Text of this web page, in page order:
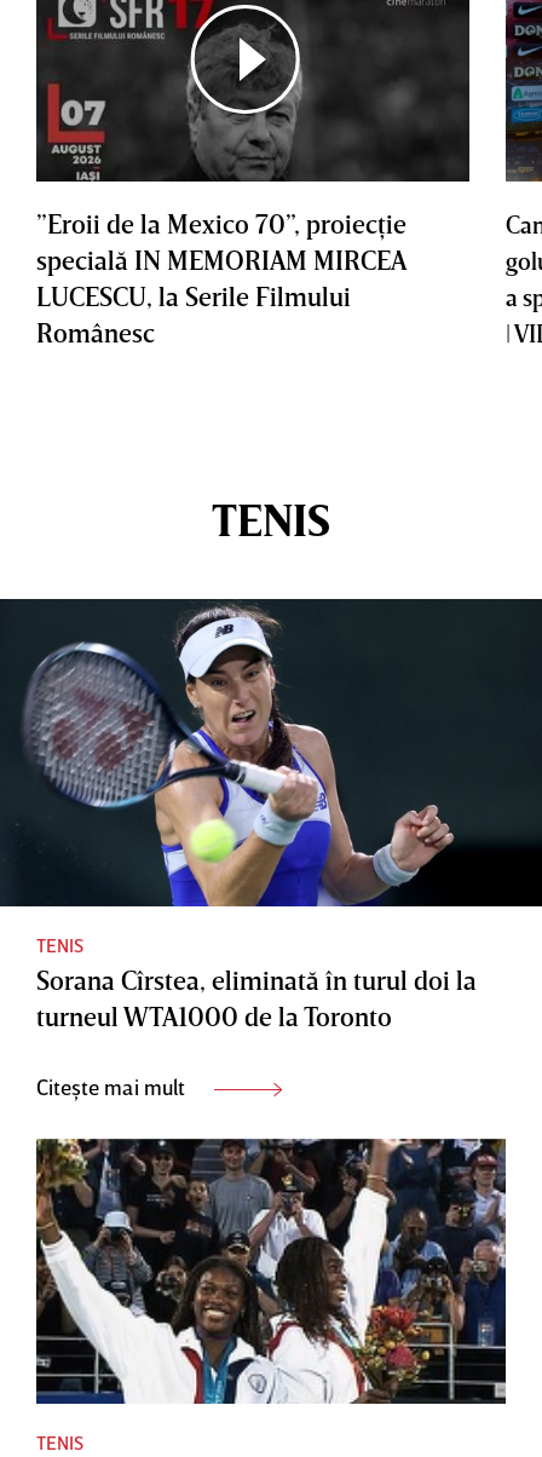
”Eroii de la Mexico 70”, proiecţie
specială IN MEMORIAM MIRCEA
LUCESCU, la Serile Filmului
Românesc
a
|
TENIS
TENIS
Sorana Cîrstea, eliminată în turul doi la
turneul WTA1000 de la Toronto
Citește mai mult
TENIS